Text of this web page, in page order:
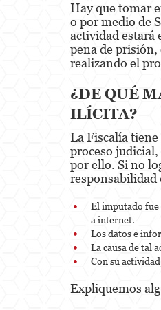
Hay que tomar
o por medio de
actividad estará
pena de prisión,
realizando el
¿DE QUÉ
ILÍCITA?
La Fiscalía
proceso judicial,
por ello. Si no
responsabilidad
El imputado fue
a internet.
Los datos e
La causa de tal
Con su
Expliquemos